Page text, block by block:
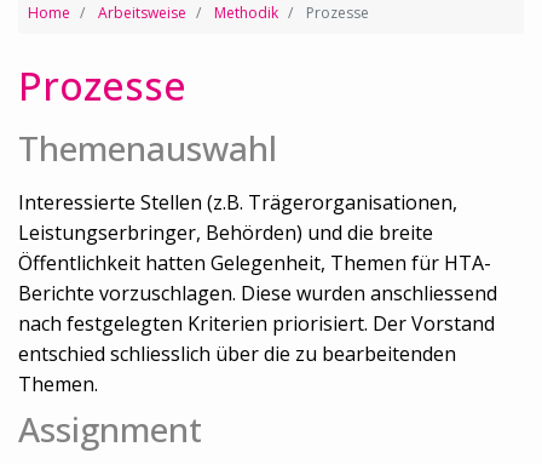
Home Arbeitsweise Methodik Prozesse
Prozesse
Themenauswahl
Interessierte Stellen (z.B. Trägerorganisationen,
Leistungserbringer, Behörden) und die breite
Öffentlichkeit hatten Gelegenheit, Themen für HTA-
Berichte vorzuschlagen. Diese wurden anschliessend
nach festgelegten Kriterien priorisiert. Der Vorstand
entschied schliesslich über die zu bearbeitenden
Themen.
Assignment